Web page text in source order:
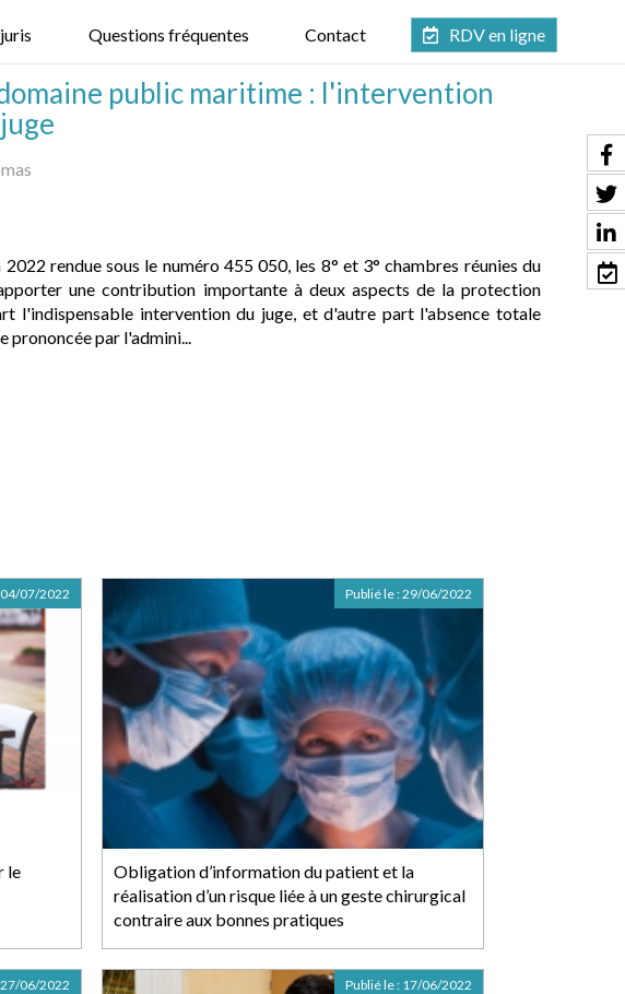
Questions fréquentes Contact RDV en ligne
public maritime : l'intervention
rendue sous le numéro 455 050, les 8° et 3° chambres réunies du
une contribution importante à deux aspects de la protection
l'indispensable intervention du juge, et d'autre part l'absence totale
prononcée par l'admini...
le
04/07/2022
Obligation d’information du patient et la
réalisation d’un risque liée à un geste chirurgical
contraire aux bonnes pratiques
Publié le :29/06/2022
27/06/2022 Publié le : 17/06/2022